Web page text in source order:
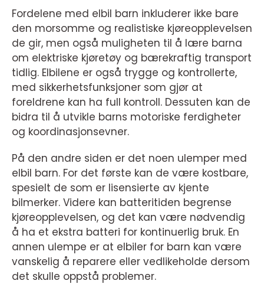
Fordelene med elbil barn inkluderer ikke bare
den morsomme og realistiske kjøreopplevelsen
de gir, men også muligheten til å lære barna
om elektriske kjøretøy og bærekraftig transport
tidlig. Elbilene er også trygge og kontrollerte,
med sikkerhetsfunksjoner som gjør at
foreldrene kan ha full kontroll. Dessuten kan de
bidra til å utvikle barns motoriske ferdigheter
og koordinasjonsevner.
På den andre siden er det noen ulemper med
elbil barn. For det første kan de være kostbare,
spesielt de som er lisensierte av kjente
bilmerker. Videre kan batteritiden begrense
kjøreopplevelsen, og det kan være nødvendig
å ha et ekstra batteri for kontinuerlig bruk. En
annen ulempe er at elbiler for barn kan være
vanskelig å reparere eller vedlikeholde dersom
det skulle oppstå problemer.